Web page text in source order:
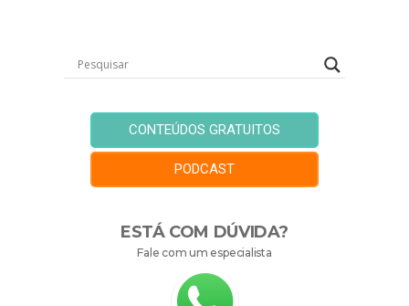
CONTEÚDOS GRATUITOS
PODCAST
ESTÁ COM DÚVIDA?
Fale com um especialista